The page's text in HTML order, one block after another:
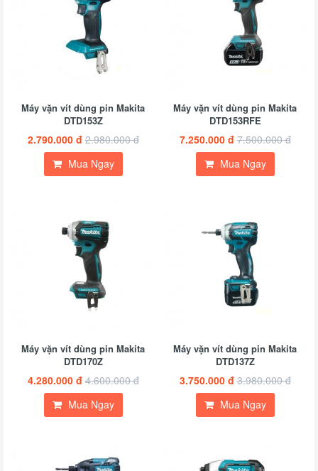
Máy vặn vít dùng pin Makita
DTD153Z
2.790.000 đ 2.980.000 đ
Mua Ngay
Máy vặn vít dùng pin Makita
DTD153RFE
7.250.000 đ 7.500.000 đ
Mua Ngay
Máy vặn vít dùng pin Makita
DTD170Z
4.280.000 đ 4.600.000 đ
Mua Ngay
Máy vặn vít dùng pin Makita
DTD137Z
3.750.000 đ 3.980.000 đ
Mua Ngay